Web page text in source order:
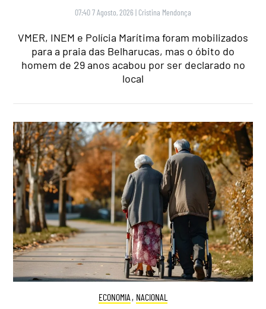
07:40 7 Agosto, 2026 | Cristina Mendonça
VMER, INEM e Polícia Marítima foram mobilizados
para a praia das Belharucas, mas o óbito do
homem de 29 anos acabou por ser declarado no
local
ECONOMIA , NACIONAL